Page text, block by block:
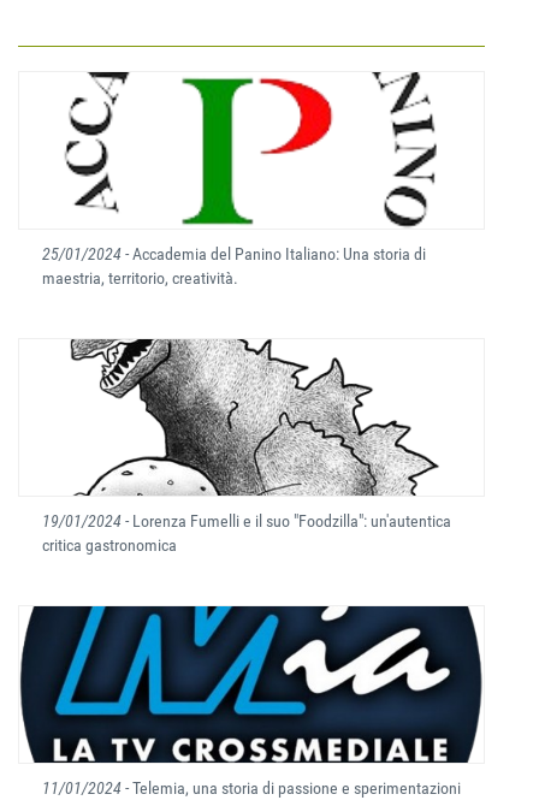
25/01/2024- Accademia del Panino Italiano: Una storia di
maestria, territorio, creatività.
19/01/2024- Lorenza Fumelli e il suo "Foodzilla": un'autentica
critica gastronomica
11/01/2024- Telemia, una storia di passione e sperimentazioni